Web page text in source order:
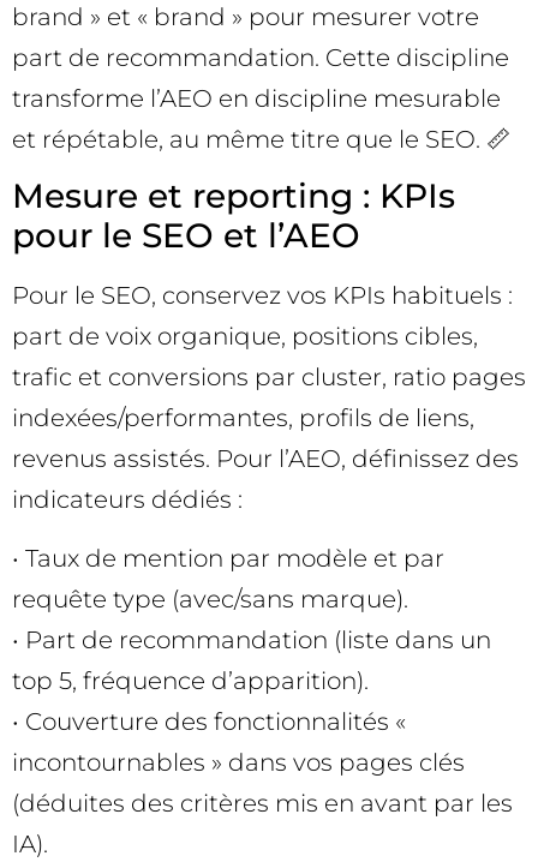
brand » et « brand » pour mesurer votre
part de recommandation. Cette discipline
transforme l’AEO en discipline mesurable
et répétable, au même titre que le SEO. 📏
Mesure et reporting : KPIs
pour le SEO et l’AEO
Pour le SEO, conservez vos KPIs habituels :
part de voix organique, positions cibles,
trafic et conversions par cluster, ratio pages
indexées/performantes, profils de liens,
revenus assistés. Pour l’AEO, définissez des
indicateurs dédiés :
• Taux de mention par modèle et par
requête type (avec/sans marque).
• Part de recommandation (liste dans un
top 5, fréquence d’apparition).
• Couverture des fonctionnalités «
incontournables » dans vos pages clés
(déduites des critères mis en avant par les
IA).